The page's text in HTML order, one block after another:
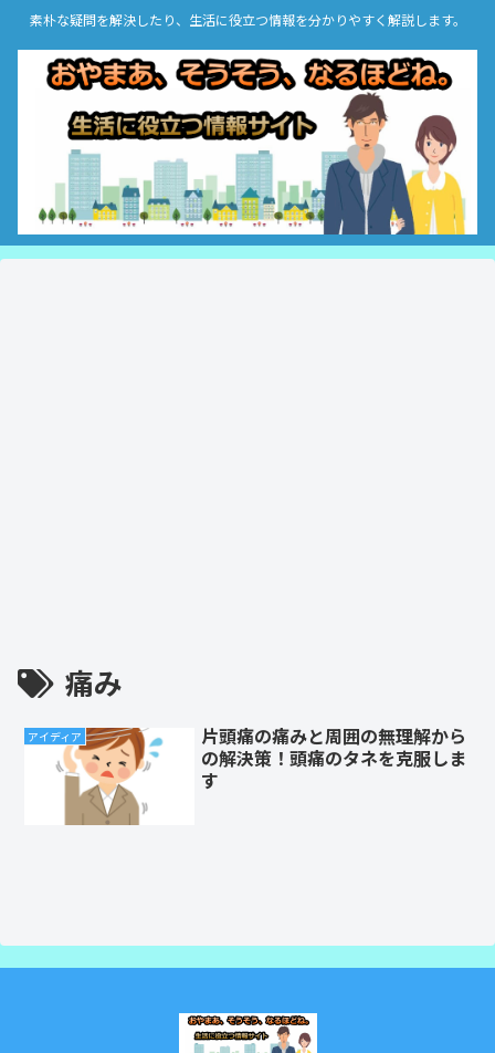
素朴な疑問を解決したり、生活に役立つ情報を分かりやすく解説します。
痛み
アイディア
片頭痛の痛みと周囲の無理解から
の解決策！頭痛のタネを克服しま
す